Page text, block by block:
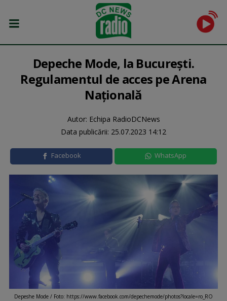
Depeche Mode, la București.
Regulamentul de acces pe Arena
Națională
Autor: Echipa RadioDCNews
Data publicării: 25.07.2023 14:12
Facebook WhatsApp
Depeshe Mode / Foto: https://www.facebook.com/depechemode/photos?locale=ro_RO